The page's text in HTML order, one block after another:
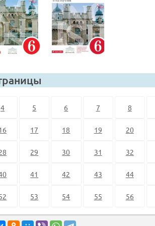
4 5 6 7 8
17 18 19 20
29 30 31 32
41 42 43 44
53 54 55 56